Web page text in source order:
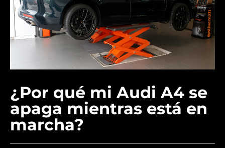
¿Por qué mi Audi A4 se
apaga mientras está en
marcha?